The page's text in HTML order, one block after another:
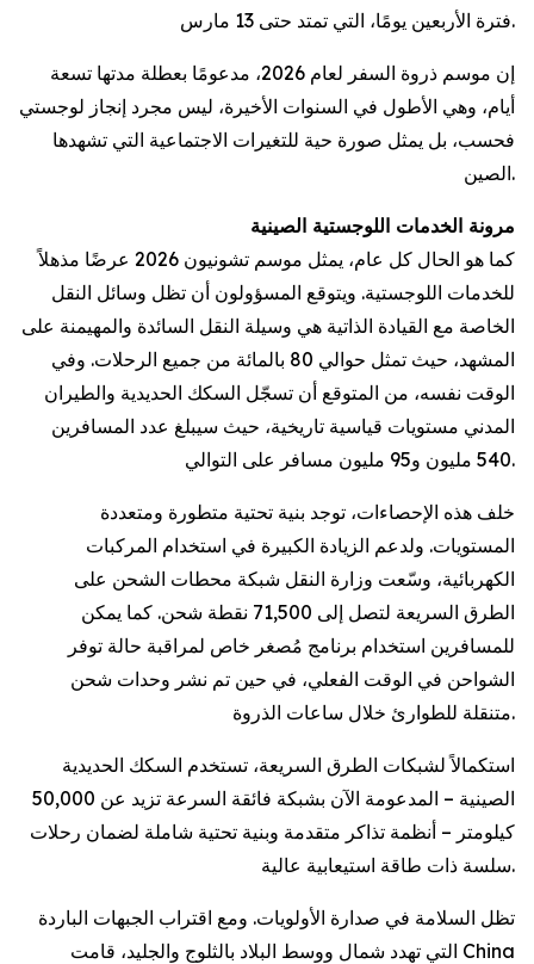
فترة الأربعين يومًا، التي تمتد حتى 13 مارس.
إن موسم ذروة السفر لعام 2026، مدعومًا بعطلة مدتها تسعة
أيام، وهي الأطول في السنوات الأخيرة، ليس مجرد إنجاز لوجستي
فحسب، بل يمثل صورة حية للتغيرات الاجتماعية التي تشهدها
الصين.
مرونة الخدمات اللوجستية الصينية
كما هو الحال كل عام، يمثل موسم تشونيون 2026 عرضًا مذهلاً
للخدمات اللوجستية. ويتوقع المسؤولون أن تظل وسائل النقل
الخاصة مع القيادة الذاتية هي وسيلة النقل السائدة والمهيمنة على
المشهد، حيث تمثل حوالي 80 بالمائة من جميع الرحلات. وفي
الوقت نفسه، من المتوقع أن تسجّل السكك الحديدية والطيران
المدني مستويات قياسية تاريخية، حيث سيبلغ عدد المسافرين
540 مليون و95 مليون مسافر على التوالي.
خلف هذه الإحصاءات، توجد بنية تحتية متطورة ومتعددة
المستويات. ولدعم الزيادة الكبيرة في استخدام المركبات
الكهربائية، وسّعت وزارة النقل شبكة محطات الشحن على
الطرق السريعة لتصل إلى 71,500 نقطة شحن. كما يمكن
للمسافرين استخدام برنامج مُصغر خاص لمراقبة حالة توفر
الشواحن في الوقت الفعلي، في حين تم نشر وحدات شحن
متنقلة للطوارئ خلال ساعات الذروة.
استكمالاً لشبكات الطرق السريعة، تستخدم السكك الحديدية
الصينية – المدعومة الآن بشبكة فائقة السرعة تزيد عن 50,000
كيلومتر – أنظمة تذاكر متقدمة وبنية تحتية شاملة لضمان رحلات
سلسة ذات طاقة استيعابية عالية.
تظل السلامة في صدارة الأولويات. ومع اقتراب الجبهات الباردة
التي تهدد شمال ووسط البلاد بالثلوج والجليد، قامت China